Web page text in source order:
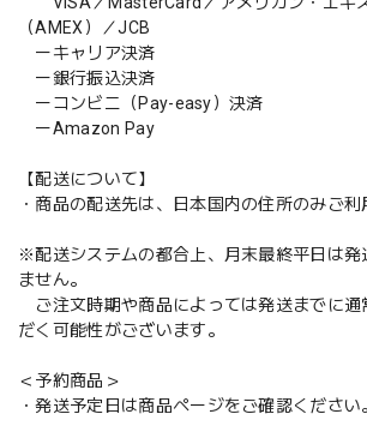
（AMEX）／JCB
ーキャリア決済
ー銀行振込決済
ーコンビニ（Pay-easy）決済
ーAmazon Pay
【配送について】
・商品の配送先は、日本国内の住所のみご利
※配送システムの都合上、月末最終平日は発
ません。
ご注文時期や商品によっては発送までに通
だく可能性がございます。
＜予約商品＞
・発送予定日は商品ページをご確認ください